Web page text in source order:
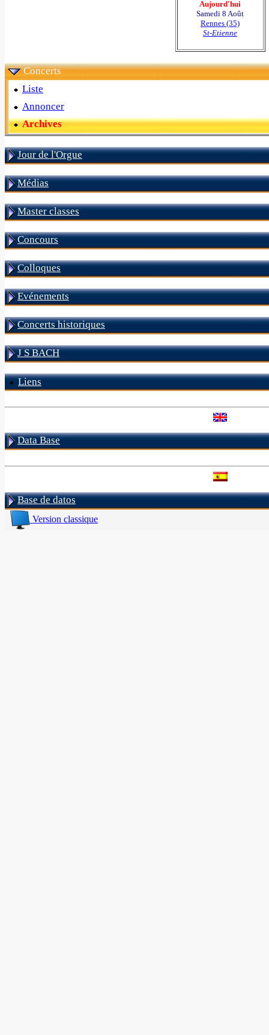
Aujourd'hui
Samedi 8 Août
Rennes (35)
St-Etienne
Concerts
Liste
Annoncer
Archives
Jour de l'Orgue
Médias
Master classes
Concours
Colloques
Evénements
Concerts historiques
J S BACH
Liens
Data Base
Base de datos
Version classique